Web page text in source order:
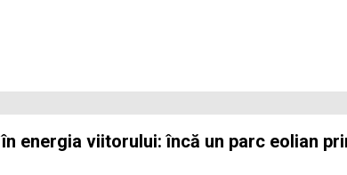
energia viitorului: încă un parc eolian